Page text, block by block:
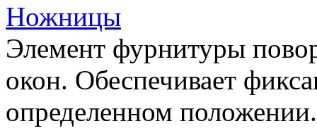
Ножницы
Элемент фурнитуры
окон. Обеспечивает
определенном положении.